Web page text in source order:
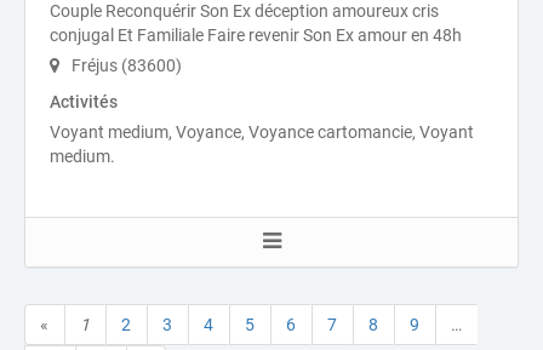
Couple Reconquérir Son Ex déception amoureux cris
conjugal Et Familiale Faire revenir Son Ex amour en 48h
Fréjus (83600)
Activités
Voyant medium, Voyance, Voyance cartomancie, Voyant
medium.
« 1 2 3 4 5 6 7 8 9 …